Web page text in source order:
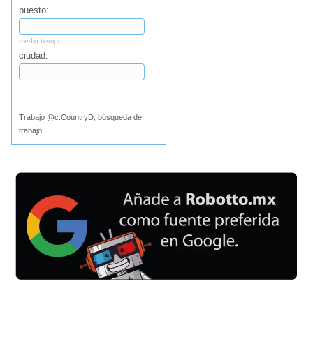
puesto:
medio tiempo
ciudad:
Trabajo @c:CountryD, búsqueda de
trabajo